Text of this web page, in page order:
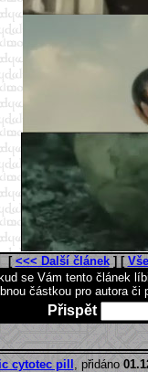
[ <<< Další článek] [
se Vám tento článek
částkou pro autora či
Přispět
cytotec pill , přidáno